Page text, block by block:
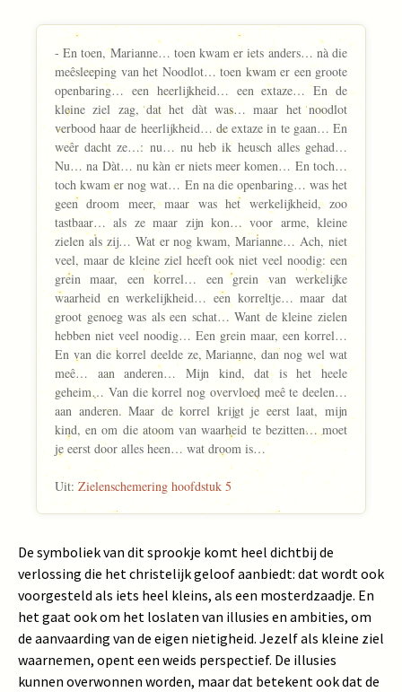
- En toen, Marianne… toen kwam er iets anders… nà die
meêsleeping van het Noodlot… toen kwam er een groote
openbaring… een heerlijkheid… een extaze… En de
kleine ziel zag, dat het dàt was… maar het noodlot
verbood haar de heerlijkheid… de extaze in te gaan… En
weêr dacht ze…: nu… nu heb ik heusch alles gehad…
Nu… na Dàt… nu kàn er niets meer komen… En toch…
toch kwam er nog wat… En na die openbaring… was het
geen droom meer, maar was het werkelijkheid, zoo
tastbaar… als ze maar zijn kon… voor arme, kleine
zielen als zij… Wat er nog kwam, Marianne… Ach, niet
veel, maar de kleine ziel heeft ook niet veel noodig: een
grein maar, een korrel… een grein van werkelijke
waarheid en werkelijkheid… een korreltje… maar dat
groot genoeg was als een schat… Want de kleine zielen
hebben niet veel noodig… Een grein maar, een korrel…
En van die korrel deelde ze, Marianne, dan nog wel wat
meê… aan anderen… Mijn kind, dat is het heele
geheim… Van die korrel nog overvloed meê te deelen…
aan anderen. Maar de korrel krijgt je eerst laat, mijn
kind, en om die atoom van waarheid te bezitten… moet
je eerst door alles heen… wat droom is…
Uit: Zielenschemering hoofdstuk 5
De symboliek van dit sprookje komt heel dichtbij de
verlossing die het christelijk geloof aanbiedt: dat wordt ook
voorgesteld als iets heel kleins, als een mosterdzaadje. En
het gaat ook om het loslaten van illusies en ambities, om
de aanvaarding van de eigen nietigheid. Jezelf als kleine ziel
waarnemen, opent een weids perspectief. De illusies
kunnen overwonnen worden, maar dat betekent ook dat de